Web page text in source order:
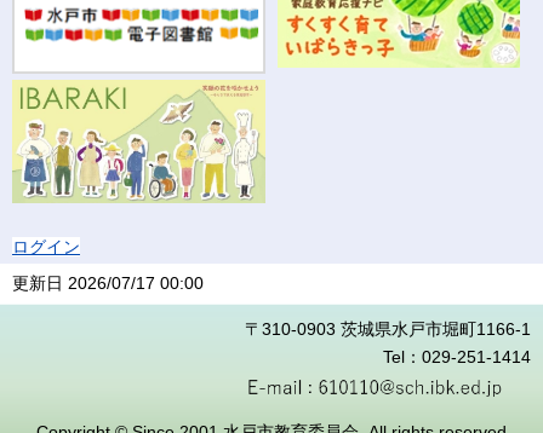
更新日 2026/07/17 00:00
ログイン
〒310-0903 茨城県水戸市堀町1166-1
Tel：029-251-1414